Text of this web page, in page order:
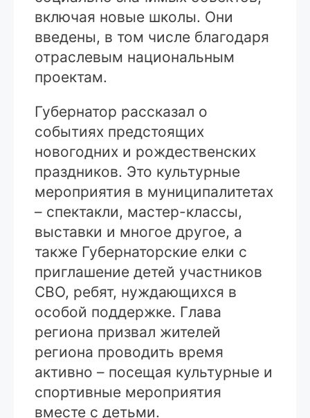
включая новые школы. Они
введены, в том числе благодаря
отраслевым национальным
проектам.
Губернатор рассказал о
событиях предстоящих
новогодних и рождественских
праздников. Это культурные
мероприятия в муниципалитетах
– спектакли, мастер-классы,
выставки и многое другое, а
также Губернаторские елки с
приглашение детей участников
СВО, ребят, нуждающихся в
особой поддержке. Глава
региона призвал жителей
региона проводить время
активно – посещая культурные и
спортивные мероприятия
вместе с детьми.